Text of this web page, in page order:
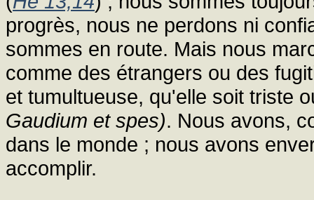
progrès, nous ne perdons ni
sommes en route. Mais nous
comme des étrangers ou des
et tumultueuse, qu'elle soit triste
Gaudium et spes). Nous avons,
dans le monde ; nous avons
accomplir.